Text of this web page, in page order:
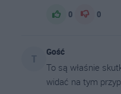
0 0
Gość
To są właśnie
widać na tym